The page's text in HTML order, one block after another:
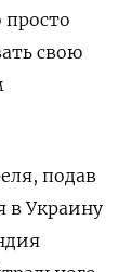
свою
подав
в Украину